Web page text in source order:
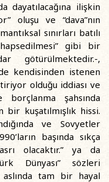
dayatılacağına ilişkin
oluşu ve “dava”nın
sınırları batılı
gibi bir
götürülmektedir.-,
kendisinden istenen
olduğu iddiası ve
şahsında
kuşatılmışlık hissi.
ve Sovyetler
başında sıkça
olacaktır.” ya da
Dünyası” sözleri
aslında tam bir hayal